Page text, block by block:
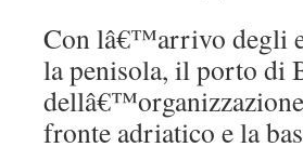
Con lâ€™arrivo degli
la penisola, il porto di
fronte adriatico e la